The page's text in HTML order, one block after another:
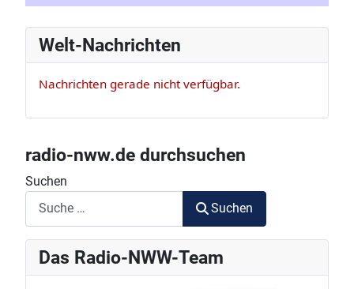
radio-nww.de durchsuchen
Suchen
Suchen
Das Radio-NWW-Team
Welt-Nachrichten
Nachrichten gerade nicht verfügbar.